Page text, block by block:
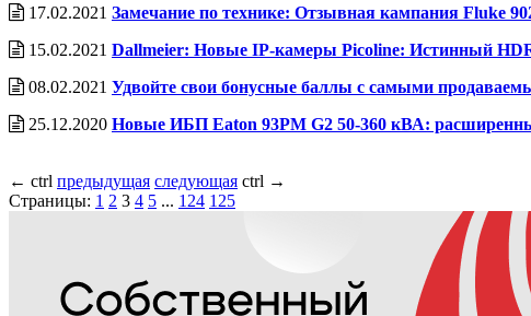
17.02.2021 Замечание по технике: Отзывная кампания Fluke
15.02.2021 Dallmeier: Новые IP-камеры Picoline: Истинный
08.02.2021 Удвойте свои бонусные баллы с самыми
25.12.2020 Новые ИБП Eaton 93PM G2 50-360 кВА:
← ctrl предыдущая следующая ctrl →
Страницы: 1 2 3 4 5 ... 124 125